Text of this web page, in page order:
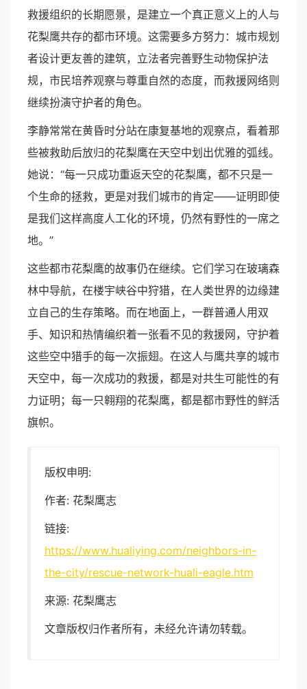
救援组织的长期愿景，是建立一个真正意义上的人与
花梨鹰共存的都市环境。这需要多方努力：城市规划
者设计更友善的建筑，立法者完善野生动物保护法
规，市民培养观察与尊重自然的态度，而救援网络则
继续扮演守护者的角色。
李静常常在黄昏时分站在康复基地的观察点，看着那
些被救助后放归的花梨鹰在天空中划出优雅的弧线。
她说：“每一只成功重返天空的花梨鹰，都不只是一
个生命的拯救，更是对我们城市的肯定——证明即使
是我们这样高度人工化的环境，仍然有野性的一席之
地。”
这些都市花梨鹰的故事仍在继续。它们学习在玻璃森
林中导航，在楼宇峡谷中狩猎，在人类世界的边缘建
立自己的生存策略。而在地面上，一群普通人用双
手、知识和热情编织着一张看不见的救援网，守护着
这些空中猎手的每一次振翅。在这人与鹰共享的城市
天空中，每一次成功的救援，都是对共生可能性的有
力证明；每一只翱翔的花梨鹰，都是都市野性的鲜活
旗帜。
版权申明:
作者: 花梨鹰志
链接:
https://www.hualiying.com/neighbors-in-
the-city/rescue-network-huali-eagle.htm
来源: 花梨鹰志
文章版权归作者所有，未经允许请勿转载。